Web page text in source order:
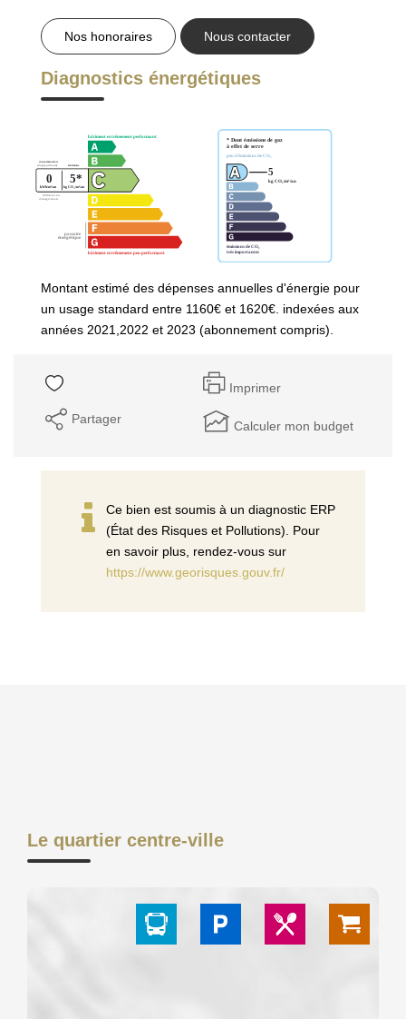
Nos honoraires Nous contacter
Diagnostics énergétiques
Montant estimé des dépenses annuelles d'énergie pour
un usage standard entre 1160€ et 1620€. indexées aux
années 2021,2022 et 2023 (abonnement compris).
Imprimer
Partager Calculer mon budget
Ce bien est soumis à un diagnostic ERP
(État des Risques et Pollutions). Pour
en savoir plus, rendez-vous sur
https://www.georisques.gouv.fr/
Le quartier centre-ville